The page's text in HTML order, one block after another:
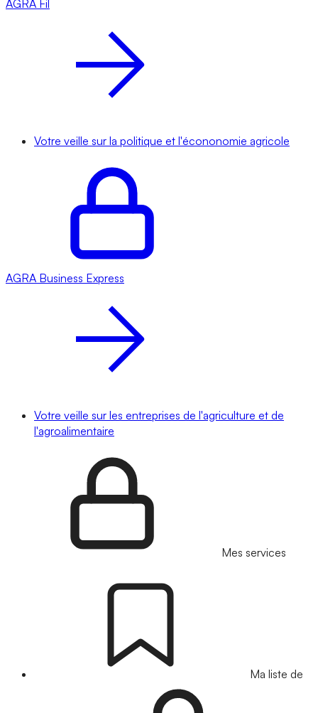
AGRA Fil
Votre veille sur la politique et l'écononomie agricole
AGRA Business Express
Votre veille sur les entreprises de l'agriculture et de
l'agroalimentaire
Mes services
Ma liste de